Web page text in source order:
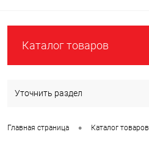
Каталог товаров
Уточнить раздел
Главная страница • Каталог товаров